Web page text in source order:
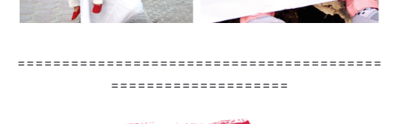
=========================================
====================